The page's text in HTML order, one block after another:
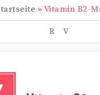
»Vitamin B2-
R V